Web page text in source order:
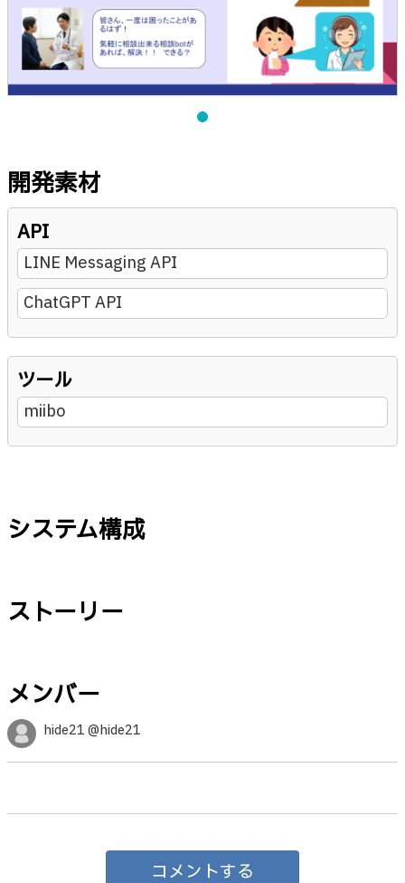
開発素材
API
LINE Messaging API
ChatGPT API
ツール
miibo
システム構成
ストーリー
メンバー
hide21 @hide21
コメントする